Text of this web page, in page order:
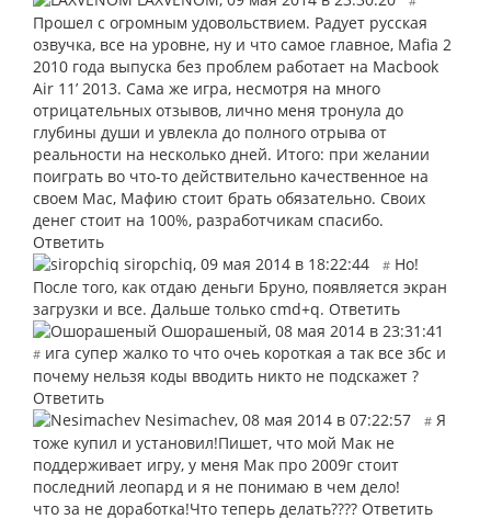
Прошел с огромным удовольствием. Радует русская
озвучка, все на уровне, ну и что самое главное, Mafia 2
2010 года выпуска без проблем работает на Macbook
Air 11’ 2013. Сама же игра, несмотря на много
отрицательных отзывов, лично меня тронула до
глубины души и увлекла до полного отрыва от
реальности на несколько дней. Итого: при желании
поиграть во что-то действительно качественное на
своем Mac, Мафию стоит брать обязательно. Своих
денег стоит на 100%, разработчикам спасибо.
Ответить
siropchiq, 09 мая 2014 в 18:22:44 # Но!
После того, как отдаю деньги Бруно, появляется экран
загрузки и все. Дальше только cmd+q. Ответить
Ошорашеный, 08 мая 2014 в 23:31:41
# ига супер жалко то что очеь короткая а так все збс и
почему нельзя коды вводить никто не подскажет ?
Ответить
Nesimachev, 08 мая 2014 в 07:22:57 # Я
тоже купил и установил!Пишет, что мой Мак не
поддерживает игру, у меня Мак про 2009г стоит
последний леопард и я не понимаю в чем дело!
что за не доработка!Что теперь делать???? Ответить